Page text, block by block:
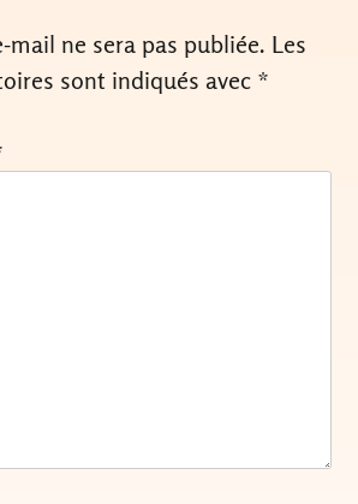
mail ne sera pas publiée. Les
sont indiqués avec *